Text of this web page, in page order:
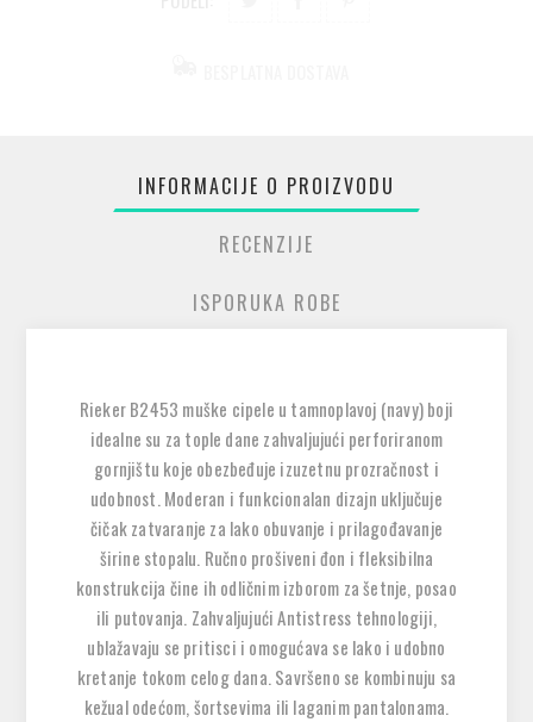
INFORMACIJE O PROIZVODU
RECENZIJE
ISPORUKA ROBE
Rieker B2453 muške cipele u tamnoplavoj (navy) boji
idealne su za tople dane zahvaljujući perforiranom
gornjištu koje obezbeđuje izuzetnu prozračnost i
udobnost. Moderan i funkcionalan dizajn uključuje
čičak zatvaranje za lako obuvanje i prilagođavanje
širine stopalu. Ručno prošiveni đon i fleksibilna
konstrukcija čine ih odličnim izborom za šetnje, posao
ili putovanja. Zahvaljujući Antistress tehnologiji,
ublažavaju se pritisci i omogućava se lako i udobno
kretanje tokom celog dana. Savršeno se kombinuju sa
kežual odećom, šortsevima ili laganim pantalonama.